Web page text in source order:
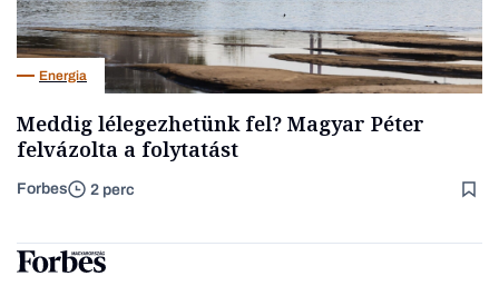
Energia
Meddig lélegezhetünk fel? Magyar Péter
felvázolta a folytatást
Forbes 2 perc